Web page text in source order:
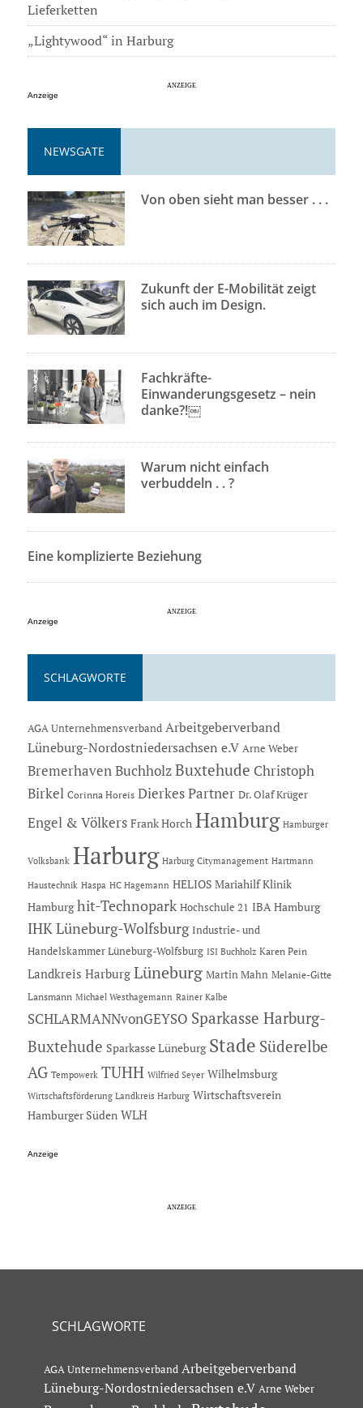
Lieferketten
„Lightywood“ in Harburg
Anzeige
NEWSGATE
Von oben sieht man besser . . .
Zukunft der E-Mobilität zeigt
sich auch im Design.
Fachkräfte-
Einwanderungsgesetz – nein
danke?!￼
Warum nicht einfach
verbuddeln . . ?
Eine komplizierte Beziehung
Anzeige
SCHLAGWORTE
AGA Unternehmensverband Arbeitgeberverband
Lüneburg-Nordostniedersachsen e.V Arne Weber
Bremerhaven Buchholz Buxtehude Christoph
Birkel Corinna Horeis Dierkes Partner Dr. Olaf Krüger
Engel & Völkers Frank Horch Hamburg Hamburger
Volksbank Harburg Harburg Citymanagement Hartmann
Haustechnik Haspa HC Hagemann HELIOS Mariahilf Klinik
Hamburg hit-Technopark Hochschule 21 IBA Hamburg
IHK Lüneburg-Wolfsburg Industrie- und
Handelskammer Lüneburg-Wolfsburg ISI Buchholz Karen Pein
Landkreis Harburg Lüneburg Martin Mahn Melanie-Gitte
Lansmann Michael Westhagemann Rainer Kalbe
SCHLARMANNvonGEYSO Sparkasse Harburg-
Buxtehude Sparkasse Lüneburg Stade Süderelbe
AG Tempowerk TUHH Wilfried Seyer Wilhelmsburg
Wirtschaftsförderung Landkreis Harburg Wirtschaftsverein
Hamburger Süden WLH
Anzeige
SCHLAGWORTE
AGA Unternehmensverband Arbeitgeberverband
Lüneburg-Nordostniedersachsen e.V Arne Weber